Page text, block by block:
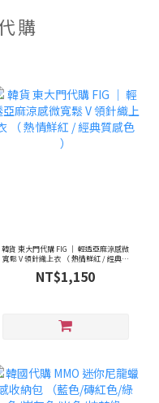
購
韓貨 東大門代購 FIG ｜ 輕透亞麻涼感微
寬鬆 V 領針織上衣 （ 熱情鮮紅 / 經典質
NT$1,150